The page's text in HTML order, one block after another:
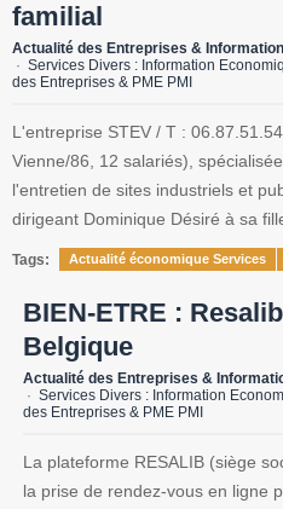
familial
Actualité des Entreprises &
Services Divers : Information
des Entreprises & PME PMI
L'entreprise STEV / T :
Vienne/86, 12 salariés),
l'entretien de sites industriels et
dirigeant Dominique Désiré à sa
Tags: Actualité économique Services
BIEN-ETRE :
Belgique
Actualité des Entreprises &
Services Divers : Information
des Entreprises & PME PMI
La plateforme RESALIB (siège
la prise de rendez-vous en ligne